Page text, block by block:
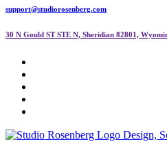
support@studiorosenberg.com
30 N Gould ST STE N, Sheridian 82801,